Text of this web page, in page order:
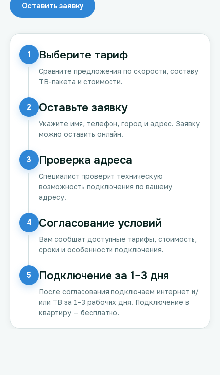
Оставить заявку
1 Выберите тариф
Сравните предложения по скорости, составу
ТВ-пакета и стоимости.
2 Оставьте заявку
Укажите имя, телефон, город и адрес. Заявку
можно оставить онлайн.
3 Проверка адреса
Специалист проверит техническую
возможность подключения по вашему
адресу.
4 Согласование условий
Вам сообщат доступные тарифы, стоимость,
сроки и особенности подключения.
5 Подключение за 1–3 дня
После согласования подключаем интернет и/
или ТВ за 1–3 рабочих дня. Подключение в
квартиру — бесплатно.